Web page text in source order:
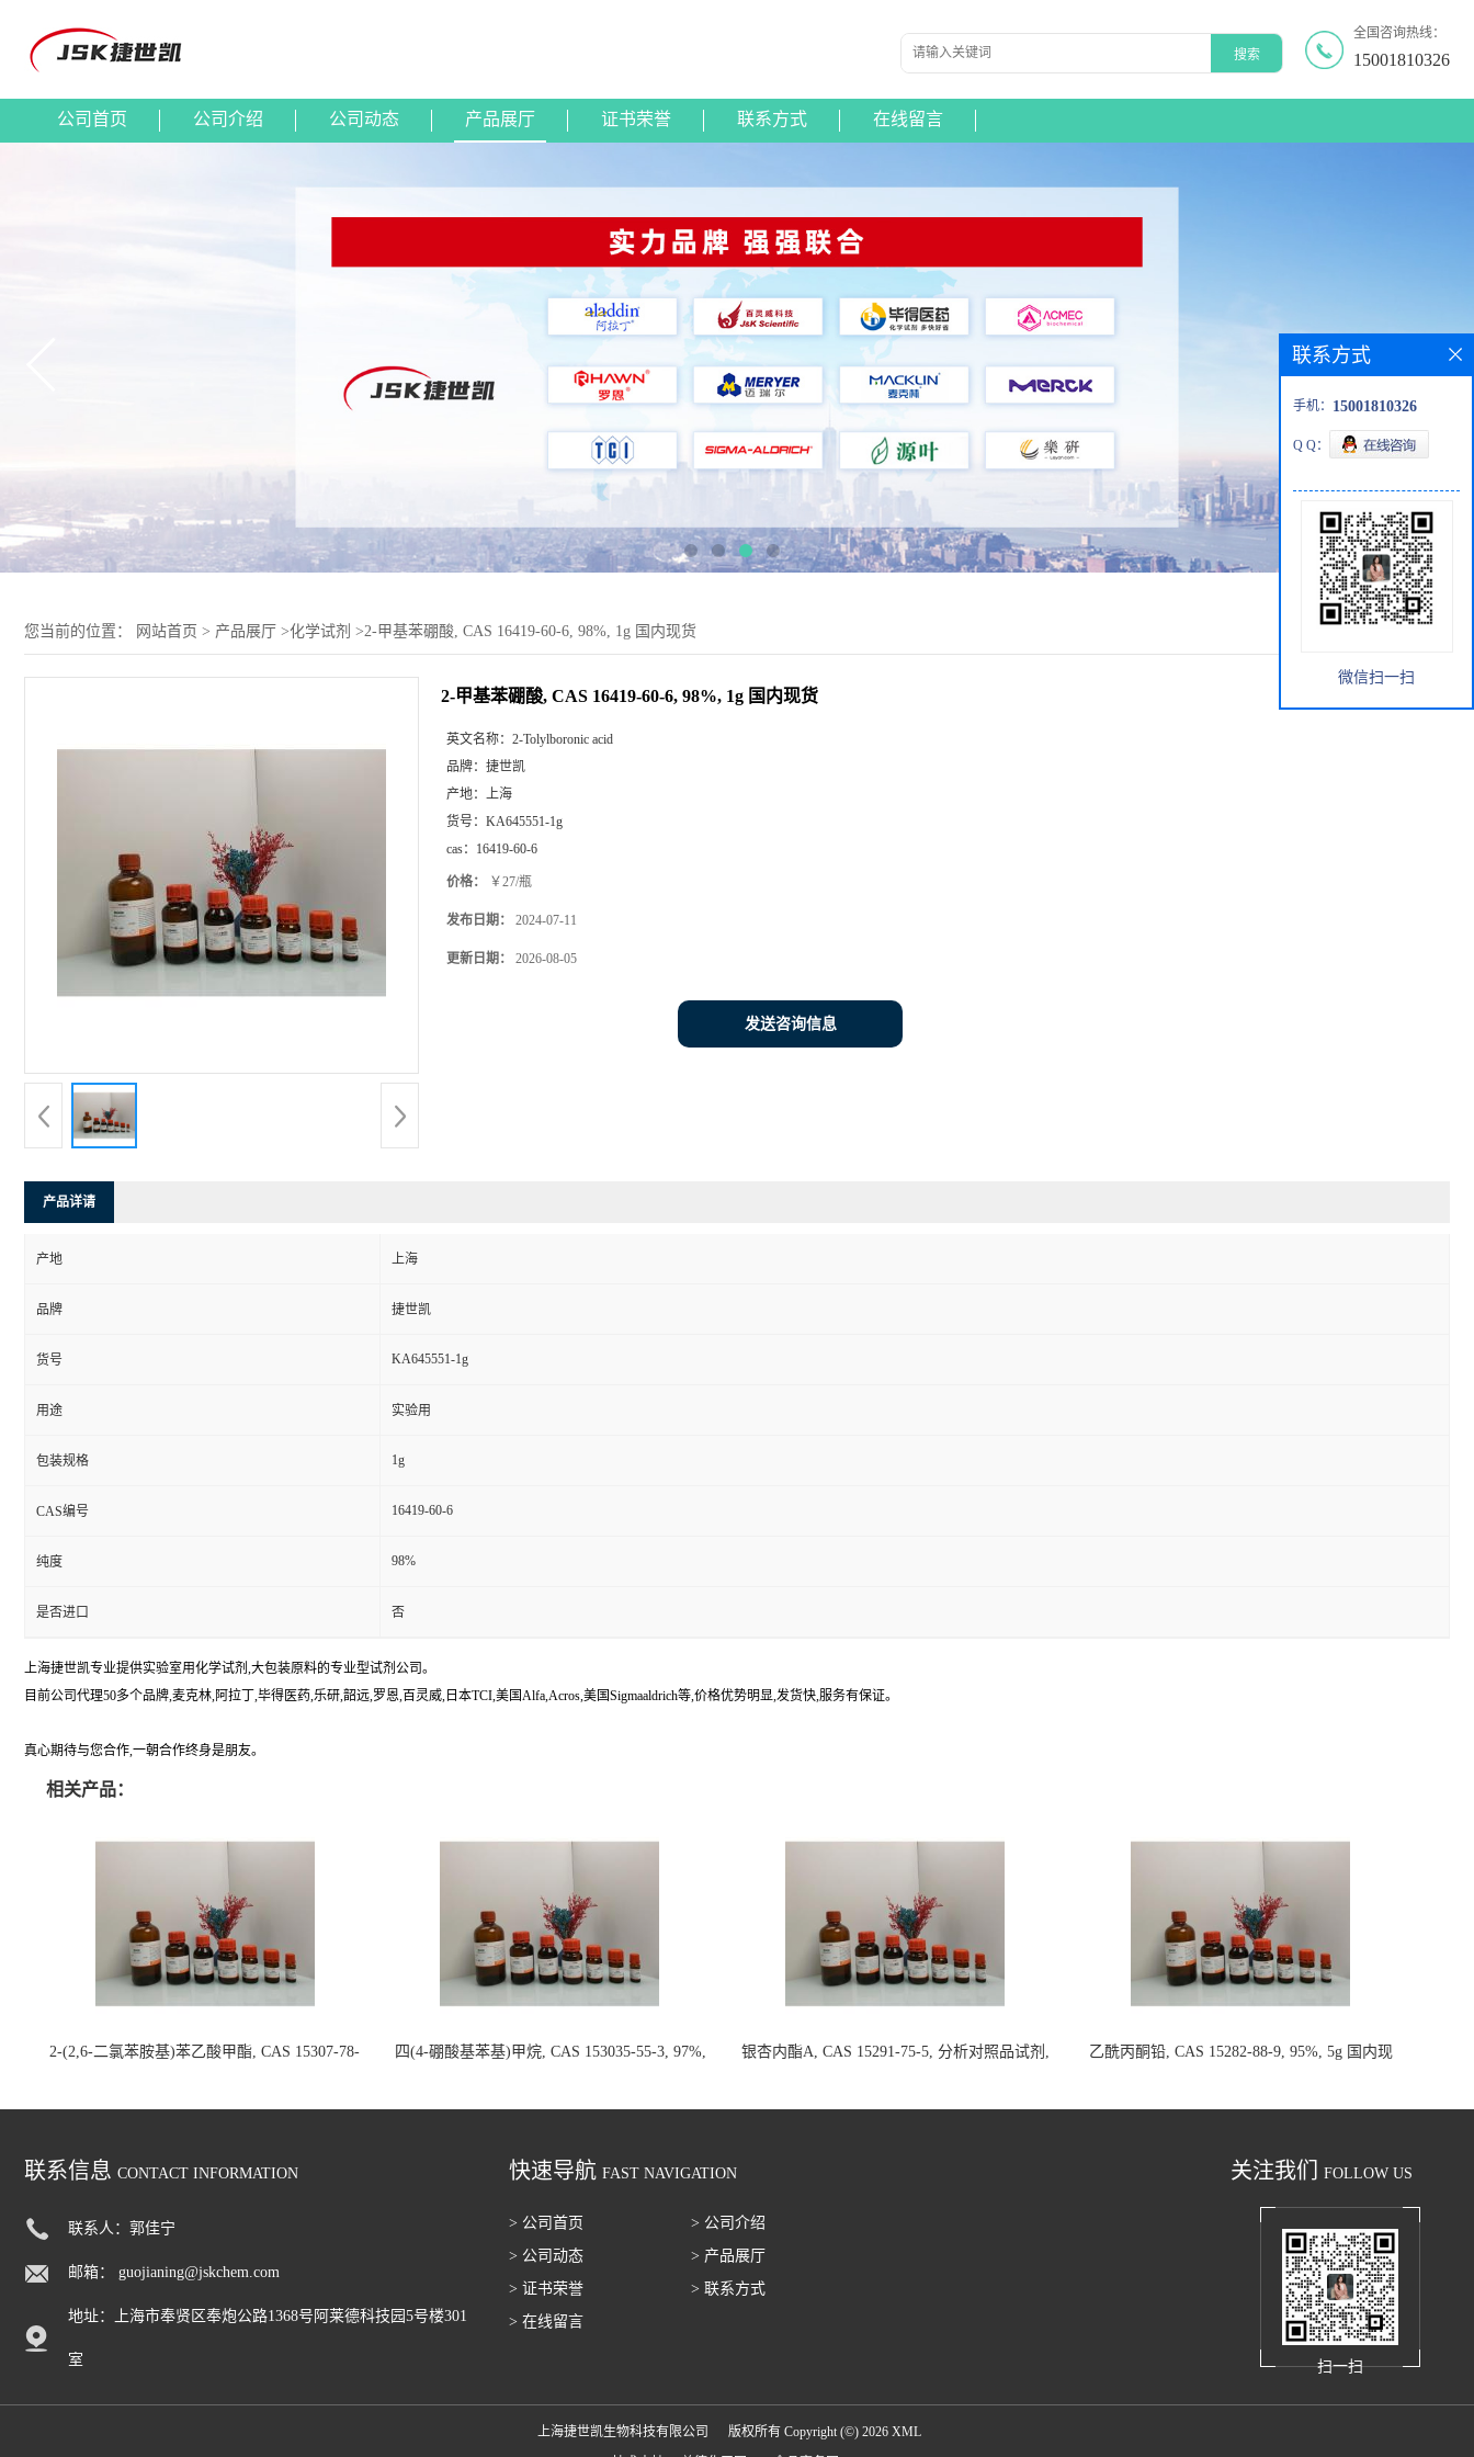
全国咨询热线：
15001810326
公司首页 公司介绍 公司动态 产品展厅 证书荣誉 联系方式 在线留言
您当前的位置： 网站首页 > 产品展厅 >化学试剂 >2-甲基苯硼酸, CAS 16419-60-6, 98%, 1g 国内现货
2-甲基苯硼酸, CAS 16419-60-6, 98%, 1g 国内现货
英文名称： 2-Tolylboronic acid
品牌： 捷世凯
产地： 上海
货号： KA645551-1g
cas： 16419-60-6
价格： ￥27/瓶
发布日期： 2024-07-11
更新日期： 2026-08-05
发送咨询信息
产品详请
产地 上海
品牌 捷世凯
货号 KA645551-1g
用途 实验用
包装规格 1g
CAS编号 16419-60-6
纯度 98%
是否进口 否
上海捷世凯专业提供实验室用化学试剂,大包装原料的专业型试剂公司。
目前公司代理50多个品牌,麦克林,阿拉丁,毕得医药,乐研,韶远,罗恩,百灵威,日本TCI,美国Alfa,Acros,美国Sigmaaldrich等,价格优势明显,发货快,服务有保证。
真心期待与您合作,一朝合作终身是朋友。
相关产品：
2-(2,6-二氯苯胺基)苯乙酸甲酯, CAS 15307-78-
四(4-硼酸基苯基)甲烷, CAS 153035-55-3, 97%,
银杏内酯A, CAS 15291-75-5, 分析对照品试剂,
乙酰丙酮铅, CAS 15282-88-9, 95%, 5g 国内现
联系方式
手机： 15001810326
Q Q：
微信扫一扫
联系信息 CONTACT INFORMATION
联系人：郭佳宁
邮箱： guojianing@jskchem.com
地址：上海市奉贤区奉炮公路1368号阿莱德科技园5号楼301
室
快速导航 FAST NAVIGATION
> 公司首页
> 公司介绍
> 公司动态
> 产品展厅
> 证书荣誉
> 联系方式
> 在线留言
关注我们 FOLLOW US
扫一扫
上海捷世凯生物科技有限公司 版权所有 Copyright (©) 2026 XML